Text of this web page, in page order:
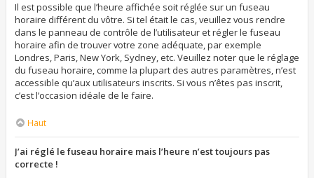
Il est possible que l’heure affichée soit réglée sur un fuseau
horaire différent du vôtre. Si tel était le cas, veuillez vous rendre
dans le panneau de contrôle de l’utilisateur et régler le fuseau
horaire afin de trouver votre zone adéquate, par exemple
Londres, Paris, New York, Sydney, etc. Veuillez noter que le réglage
du fuseau horaire, comme la plupart des autres paramètres, n’est
accessible qu’aux utilisateurs inscrits. Si vous n’êtes pas inscrit,
c’est l’occasion idéale de le faire.
Haut
J’ai réglé le fuseau horaire mais l’heure n’est toujours pas
correcte !